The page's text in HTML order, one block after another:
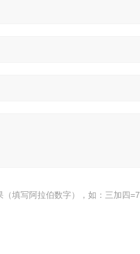
（填写阿拉伯数字），如：三加四=7